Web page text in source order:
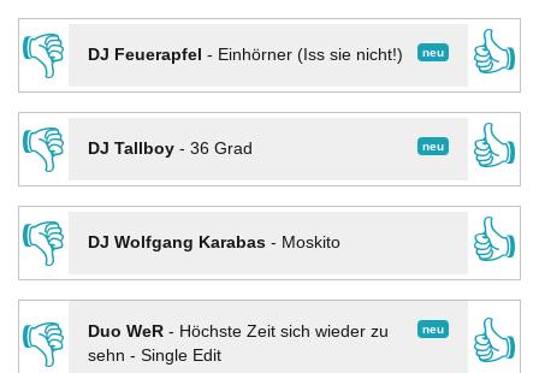
👎
neu
DJ Feuerapfel - Einhörner (Iss sie nicht!)
👍
👎
neu
DJ Tallboy- 36 Grad
👍
👎
DJ Wolfgang Karabas- Moskito
👍
👎
neu
Duo WeR- Höchste Zeit sich wieder zu
sehn - Single Edit
👍